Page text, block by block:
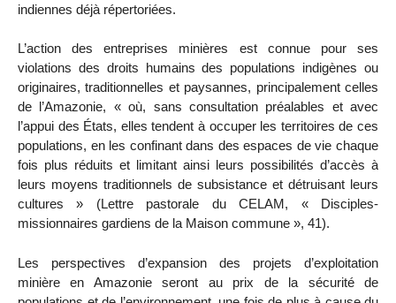
indiennes déjà répertoriées.
L’action des entreprises minières est connue pour ses
violations des droits humains des populations indigènes ou
originaires, traditionnelles et paysannes, principalement celles
de l’Amazonie, « où, sans consultation préalables et avec
l’appui des États, elles tendent à occuper les territoires de ces
populations, en les confinant dans des espaces de vie chaque
fois plus réduits et limitant ainsi leurs possibilités d’accès à
leurs moyens traditionnels de subsistance et détruisant leurs
cultures » (Lettre pastorale du CELAM, « Disciples-
missionnaires gardiens de la Maison commune », 41).
Les perspectives d’expansion des projets d’exploitation
minière en Amazonie seront au prix de la sécurité de